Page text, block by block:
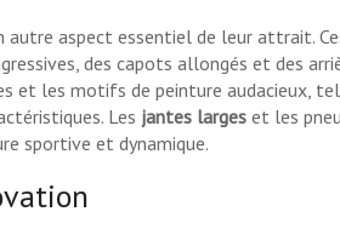
autre aspect essentiel de leur attrait.
des capots allongés et des
et les motifs de peinture audacieux,
Les jantes larges et les
sportive et dynamique.